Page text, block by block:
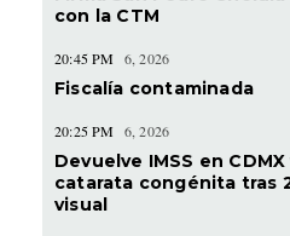
con la CTM
20:45 PM 6, 2026
Fiscalía contaminada
20:25 PM 6, 2026
Devuelve IMSS en
catarata congénita tras
visual